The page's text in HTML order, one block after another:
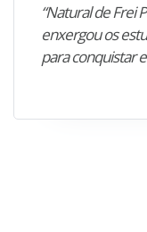
“Natural de Frei
enxergou os
para conquistar